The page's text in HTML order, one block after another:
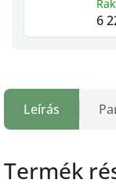
6
Leírás
Termék